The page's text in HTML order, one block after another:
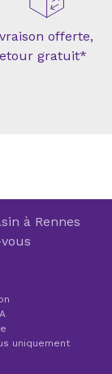
offerte,
gratuit*
à Rennes
uniquement